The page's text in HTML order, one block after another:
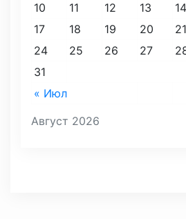
Август 2026
« Июл
10
11 12 13 14
17
18 19 20 21
24
25 26 27
31